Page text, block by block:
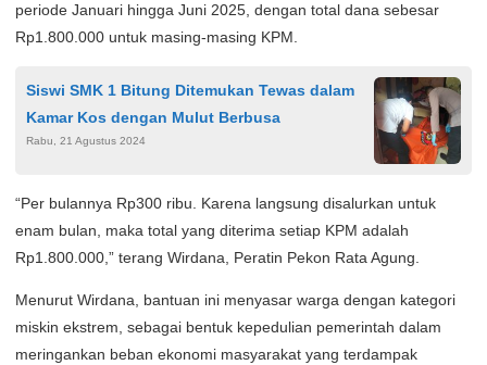
periode Januari hingga Juni 2025, dengan total dana sebesar
Rp1.800.000 untuk masing-masing KPM.
Siswi SMK 1 Bitung Ditemukan Tewas dalam
Kamar Kos dengan Mulut Berbusa
Rabu, 21 Agustus 2024
“Per bulannya Rp300 ribu. Karena langsung disalurkan untuk
enam bulan, maka total yang diterima setiap KPM adalah
Rp1.800.000,” terang Wirdana, Peratin Pekon Rata Agung.
Menurut Wirdana, bantuan ini menyasar warga dengan kategori
miskin ekstrem, sebagai bentuk kepedulian pemerintah dalam
meringankan beban ekonomi masyarakat yang terdampak